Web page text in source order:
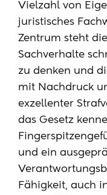
Vielzahl von
juristisches
Zentrum steht
Sachverhalte
zu denken und
mit Nachdruck
exzellenter
das Gesetz
und ein
Fähigkeit, auch